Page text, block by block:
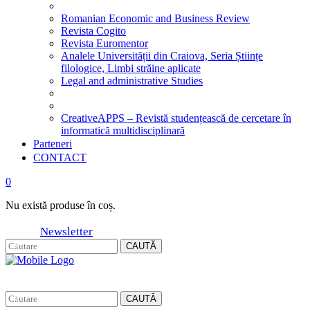
Romanian Economic and Business Review
Revista Cogito
Revista Euromentor
Analele Universității din Craiova, Seria Științe
filologice, Limbi străine aplicate
Legal and administrative Studies
CreativeAPPS – Revistă studențească de cercetare în
informatică multidisciplinară
Parteneri
CONTACT
0
Nu există produse în coș.
Newsletter
CAUTĂ
CAUTĂ